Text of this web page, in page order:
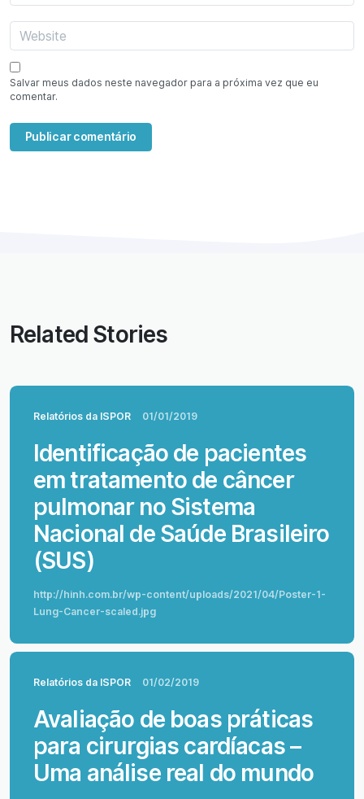
Salvar meus dados neste navegador para a próxima vez que eu
comentar.
Related Stories
Relatórios da ISPOR 01/01/2019
Identificação de pacientes
em tratamento de câncer
pulmonar no Sistema
Nacional de Saúde Brasileiro
(SUS)
http://hinh.com.br/wp-content/uploads/2021/04/Poster-1-
Lung-Cancer-scaled.jpg
Relatórios da ISPOR 01/02/2019
Avaliação de boas práticas
para cirurgias cardíacas –
Uma análise real do mundo